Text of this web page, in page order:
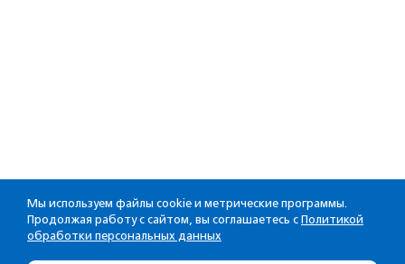
Мы используем файлы cookie и метрические программы.
Продолжая работу с сайтом, вы соглашаетесь с Политикой
обработки персональных данных